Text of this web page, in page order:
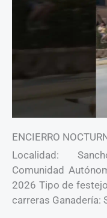
ENCIERRO
Localidad:
Comunidad
2026 Tipo de
carreras Ganadería: